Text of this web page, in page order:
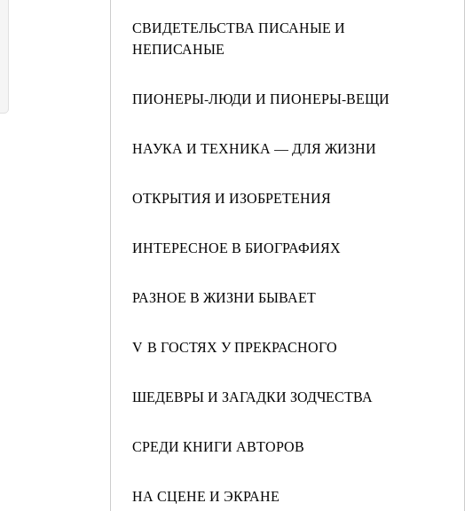
СВИДЕТЕЛЬСТВА ПИСАНЫЕ И
НЕПИСАНЫЕ
ПИОНЕРЫ-ЛЮДИ И ПИОНЕРЫ-ВЕЩИ
НАУКА И ТЕХНИКА — ДЛЯ ЖИЗНИ
ОТКРЫТИЯ И ИЗОБРЕТЕНИЯ
ИНТЕРЕСНОЕ В БИОГРАФИЯХ
РАЗНОЕ В ЖИЗНИ БЫВАЕТ
V В ГОСТЯХ У ПРЕКРАСНОГО
ШЕДЕВРЫ И ЗАГАДКИ ЗОДЧЕСТВА
СРЕДИ КНИГИ АВТОРОВ
НА СЦЕНЕ И ЭКРАНЕ